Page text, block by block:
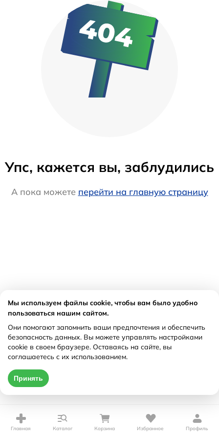
Упс, кажется вы, заблудились
А пока можете перейти на главную страницу
Главная Каталог Корзина Избранное Профиль
Мы используем файлы cookie, чтобы вам было удобно
пользоваться нашим сайтом.
Они помогают запомнить ваши предпочтения и обеспечить
безопасность данных. Вы можете управлять настройками
cookie в своем браузере. Оставаясь на сайте, вы
соглашаетесь с их использованием.
Принять